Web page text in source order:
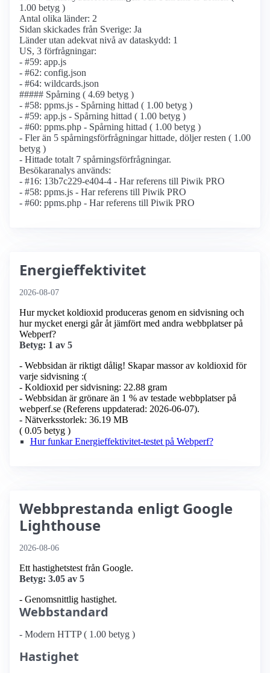
1.00 betyg )
Antal olika länder: 2
Sidan skickades från Sverige: Ja
Länder utan adekvat nivå av dataskydd: 1
US, 3 förfrågningar:
- #59: app.js
- #62: config.json
- #64: wildcards.json
##### Spårning ( 4.69 betyg )
- #58: ppms.js - Spårning hittad ( 1.00 betyg )
- #59: app.js - Spårning hittad ( 1.00 betyg )
- #60: ppms.php - Spårning hittad ( 1.00 betyg )
- Fler än 5 spårnings­förfrågningar hittade, döljer resten ( 1.00
betyg )
- Hittade totalt 7 spårnings­förfrågningar.
Besökaranalys används:
- #16: 13b7c229-e404-4 - Har referens till Piwik PRO
- #58: ppms.js - Har referens till Piwik PRO
- #60: ppms.php - Har referens till Piwik PRO
Energieffektivitet
2026-08-07
Hur mycket koldioxid produceras genom en sidvisning och
hur mycket energi går åt jämfört med andra webbplatser på
Webperf?
Betyg: 1 av 5
- Webbsidan är riktigt dålig! Skapar massor av koldioxid för
varje sidvisning :(
- Koldioxid per sidvisning: 22.88 gram
- Webbsidan är grönare än 1 % av testade webbplatser på
webperf.se (Referens uppdaterad: 2026-06-07).
- Nätverksstorlek: 36.19 MB
( 0.05 betyg )
Hur funkar Energieffektivitet-testet på Webperf?
Webbprestanda enligt Google
Lighthouse
2026-08-06
Ett hastighetstest från Google.
Betyg: 3.05 av 5
- Genomsnittlig hastighet.
Webbstandard
- Modern HTTP ( 1.00 betyg )
Hastighet